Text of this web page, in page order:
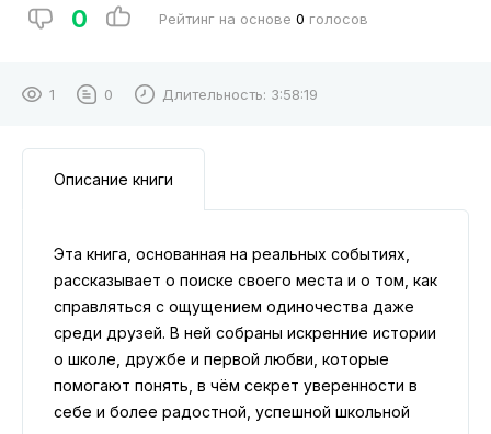
0 Рейтинг на основе 0 голосов
1 0 Длительность: 3:58:19
Описание книги
Эта книга, основанная на реальных событиях,
рассказывает о поиске своего места и о том, как
справляться с ощущением одиночества даже
среди друзей. В ней собраны искренние истории
о школе, дружбе и первой любви, которые
помогают понять, в чём секрет уверенности в
себе и более радостной, успешной школьной